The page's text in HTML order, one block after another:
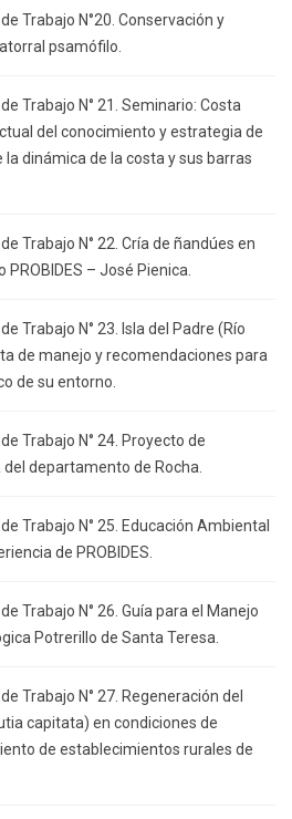
Trabajo N°20. Conservación y
psamófilo.
Trabajo N° 21. Seminario: Costa
del conocimiento y estrategia de
dinámica de la costa y sus barras
Trabajo N° 22. Cría de ñandúes en
– José Pienica.
Trabajo N° 23. Isla del Padre (Río
de manejo y recomendaciones para
de su entorno.
Trabajo N° 24. Proyecto de
departamento de Rocha.
Trabajo N° 25. Educación Ambiental
de PROBIDES.
Trabajo N° 26. Guía para el Manejo
Potrerillo de Santa Teresa.
Trabajo N° 27. Regeneración del
capitata) en condiciones de
de establecimientos rurales de